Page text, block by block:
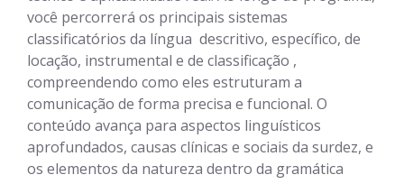
você percorrerá os principais sistemas
classificatórios da língua  descritivo, específico, de
locação, instrumental e de classificação ,
compreendendo como eles estruturam a
comunicação de forma precisa e funcional. O
conteúdo avança para aspectos linguísticos
aprofundados, causas clínicas e sociais da surdez, e
os elementos da natureza dentro da gramática